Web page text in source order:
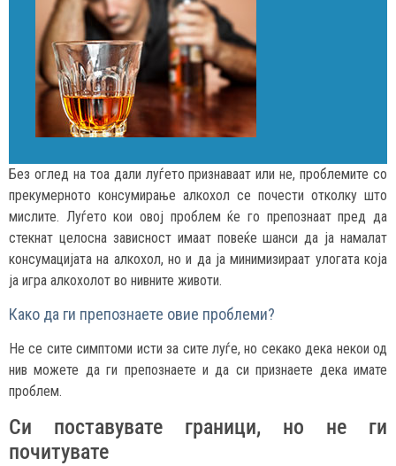
Без оглед на тоа дали луѓето признаваат или не, проблемите со
прекумерното консумирање алкохол се почести отколку што
мислите. Луѓето кои овој проблем ќе го препознаат пред да
стекнат целосна зависност имаат повеќе шанси да ја намалат
консумацијата на алкохол, но и да ја минимизираат улогата која
ја игра алкохолот во нивните животи.
Како да ги препознаете овие проблеми?
Не се сите симптоми исти за сите луѓе, но секако дека некои од
нив можете да ги препознаете и да си признаете дека имате
проблем.
Си поставувате граници, но не ги
почитувате